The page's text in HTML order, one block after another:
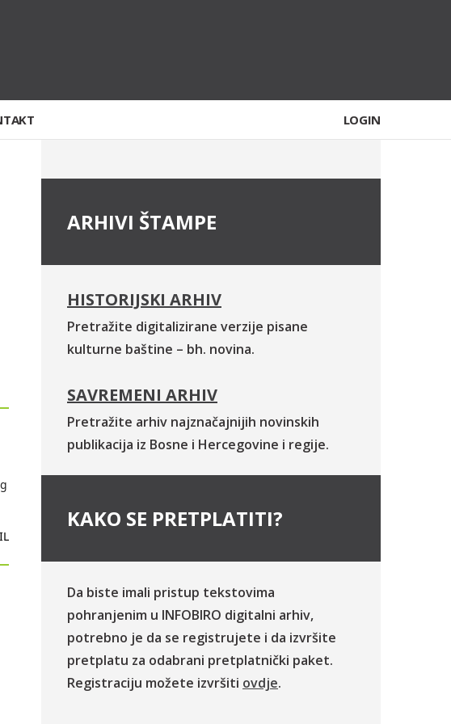
LOGIN
ARHIVI ŠTAMPE
HISTORIJSKI ARHIV
Pretražite digitalizirane verzije pisane
kulturne baštine – bh. novina.
SAVREMENI ARHIV
Pretražite arhiv najznačajnijih novinskih
publikacija iz Bosne i Hercegovine i regije.
KAKO SE PRETPLATITI?
Da biste imali pristup tekstovima
pohranjenim u INFOBIRO digitalni arhiv,
potrebno je da se registrujete i da izvršite
pretplatu za odabrani pretplatnički paket.
Registraciju možete izvršiti ovdje.